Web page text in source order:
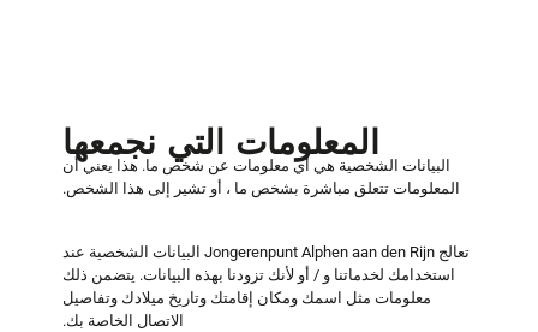
المعلومات التي نجمعها
البيانات الشخصية هي أي معلومات عن شخص ما. هذا يعني أن
المعلومات تتعلق مباشرة بشخص ما ، أو تشير إلى هذا الشخص.
تعالج Jongerenpunt Alphen aan den Rijn البيانات الشخصية عند
استخدامك لخدماتنا و / أو لأنك تزودنا بهذه البيانات. يتضمن ذلك
معلومات مثل اسمك ومكان إقامتك وتاريخ ميلادك وتفاصيل
الاتصال الخاصة بك.